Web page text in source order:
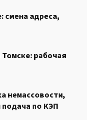
смена адреса,
рабочая
немассовости,
по КЭП